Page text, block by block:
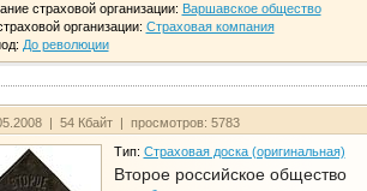
страховой организации: Варшавское общество
организации: Страховая компания
До революции
| 54 Кбайт | просмотров: 5783
Тип: Страховая доска (оригинальная)
Второе российское общество